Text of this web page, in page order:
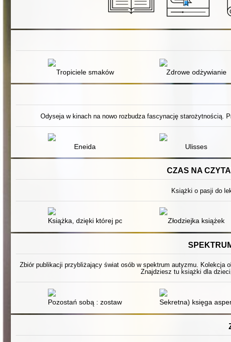
Tropiciele smaków Zdrowe odżywianie
Odyseja w kinach na nowo rozbudza fascynację starożytnością.
Eneida Ulisses
CZAS NA
Książki o pasji do
Książka, dzięki której pokochasz książki nawet jeśli nie
Złodziejka książek
Zbiór publikacji przybliżający świat osób w spektrum autyzmu. Kolekcja
Znajdziesz tu książki dla
Pozostań sobą : zostaw za sobą oczekiwania innych i żyj
Sekretna) księga